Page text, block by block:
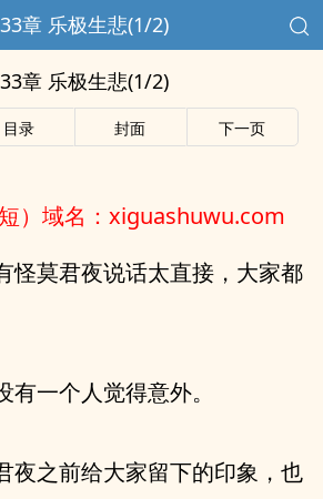
章 乐极生悲(1/2)
章 乐极生悲(1/2)
目录 封面 下一页
）域名：xiguashuwu.com
怪莫君夜说话太直接，大家都
有一个人觉得意外。
夜之前给大家留下的印象，也